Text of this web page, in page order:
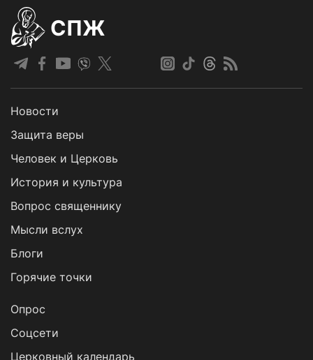
СПЖ
Новости
Защита веры
Человек и Церковь
История и культура
Вопрос священнику
Мысли вслух
Блоги
Горячие точки
Опрос
Cоцсети
Церковный календарь